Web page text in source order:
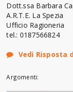
Dott.ssa Barbara
A.R.T.E. La Spezia
Ufficio Ragioneria
tel.: 0187566824
Vedi Risposta
Argomenti: